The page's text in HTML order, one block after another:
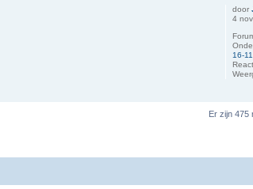
door
4
16-
Er zijn 475